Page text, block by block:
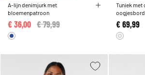
A-lijn denimjurk met
bloemenpatroon
Price reduced from
€ 79,99
€ 36,00
Tuniek met
mouwen
€ 69,99